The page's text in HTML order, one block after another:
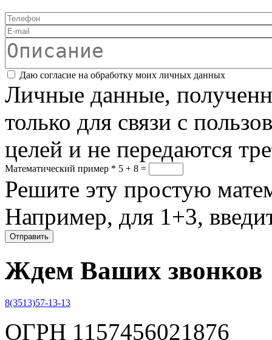
Телефон
E-mail
Описание
Соглашение*
Даю согласие на обработку моих личных данных
Личные данные,
только для связи с
целей и не передаются
Математический пример * 5 + 8 =
Решите эту простую
Например, для 1+3,
Ждем Ваших звонков
8(3513)57-13-13
ОГРН 1157456021876